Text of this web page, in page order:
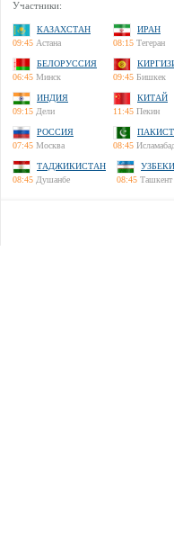
Участники:
КАЗАХСТАН
09:45 Астана
ИРАН
08:15 Тегеран
БЕЛОРУССИЯ
06:45 Минск
09:45 Бишкек
ИНДИЯ
09:15 Дели
КИТАЙ
11:45 Пекин
РОССИЯ
07:45 Москва
08:45
ТАДЖИКИСТАН
08:45 Душанбе
08:45 Ташкент